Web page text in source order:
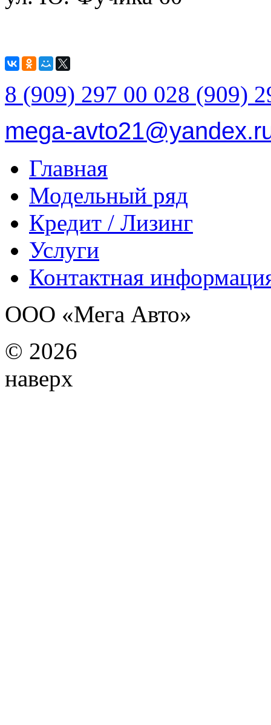
8 (909) 297 00 028 (909)
mega-
Главная
Модельный ряд
Кредит / Лизинг
Услуги
Контактная
ООО «Мега Авто»
© 2026
наверх